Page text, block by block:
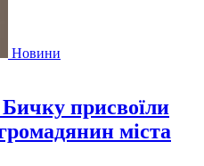
Новини
присвоїли
міста